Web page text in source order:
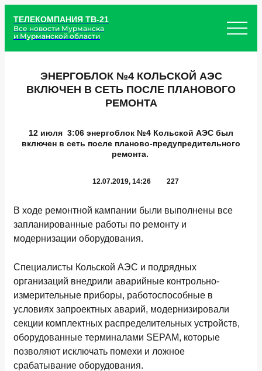
ТЕЛЕКОМПАНИЯ ТВ-21
Все новости Мурманска
и Мурманской области
ЭНЕРГОБЛОК №4 КОЛЬСКОЙ АЭС
ВКЛЮЧЕН В СЕТЬ ПОСЛЕ ПЛАНОВОГО
РЕМОНТА
12 июля 3:06 энергоблок №4 Кольской АЭС был
включен в сеть после планово-предупредительного
ремонта.
12.07.2019, 14:26 227
В ходе ремонтной кампании были выполнены все
запланированные работы по ремонту и
модернизации оборудования.
Специалисты Кольской АЭС и подрядных
организаций внедрили аварийные контрольно-
измерительные приборы, работоспособные в
условиях запроектных аварий, модернизировали
секции комплектных распределительных устройств,
оборудованные терминалами SEPAM, которые
позволяют исключать помехи и ложное
срабатывание оборудования.